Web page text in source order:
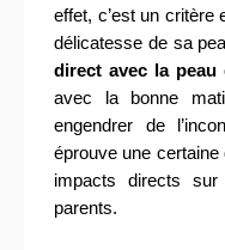
effet, c’est un critère
délicatesse de sa
direct avec la peau
avec la bonne
engendrer de
éprouve une certaine
impacts directs
parents.